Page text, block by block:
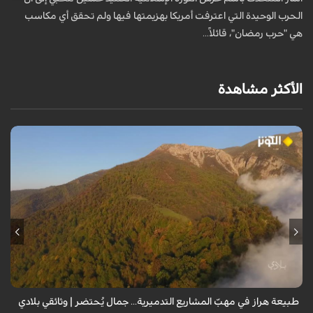
الحرب الوحيدة التي اعترفت أمريكا بهزيمتها فيها ولم تحقق أي مكاسب
هي "حرب رمضان"، قائلاً...
الأكثر مشاهدة
من قلب طبيعة هراز التي كانت يوماً من أجمل الموائل الطبيعية في إيران، يحذر
المعد من كارثة بيئية: "وحش الأعمال والمشاريع التدميرية تنهش بجسم
طبيعة هراز في مهبّ المشاريع التدميرية... جمال يُحتضر | وثائقي بلادي